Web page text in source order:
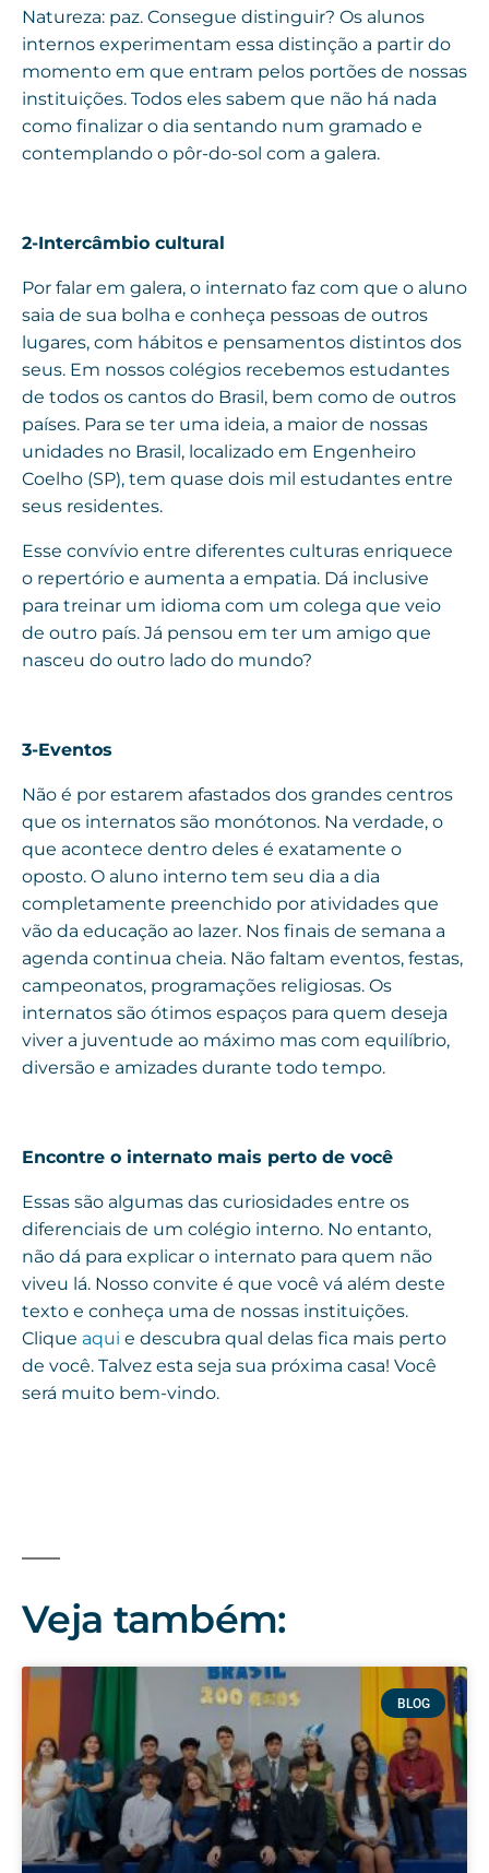
Natureza: paz. Consegue distinguir? Os alunos
internos experimentam essa distinção a partir do
momento em que entram pelos portões de nossas
instituições. Todos eles sabem que não há nada
como finalizar o dia sentando num gramado e
contemplando o pôr-do-sol com a galera.
2-Intercâmbio cultural
Por falar em galera, o internato faz com que o aluno
saia de sua bolha e conheça pessoas de outros
lugares, com hábitos e pensamentos distintos dos
seus. Em nossos colégios recebemos estudantes
de todos os cantos do Brasil, bem como de outros
países. Para se ter uma ideia, a maior de nossas
unidades no Brasil, localizado em Engenheiro
Coelho (SP), tem quase dois mil estudantes entre
seus residentes.
Esse convívio entre diferentes culturas enriquece
o repertório e aumenta a empatia. Dá inclusive
para treinar um idioma com um colega que veio
de outro país. Já pensou em ter um amigo que
nasceu do outro lado do mundo?
3-Eventos
Não é por estarem afastados dos grandes centros
que os internatos são monótonos. Na verdade, o
que acontece dentro deles é exatamente o
oposto. O aluno interno tem seu dia a dia
completamente preenchido por atividades que
vão da educação ao lazer. Nos finais de semana a
agenda continua cheia. Não faltam eventos, festas,
campeonatos, programações religiosas. Os
internatos são ótimos espaços para quem deseja
viver a juventude ao máximo mas com equilíbrio,
diversão e amizades durante todo tempo.
Encontre o internato mais perto de você
Essas são algumas das curiosidades entre os
diferenciais de um colégio interno. No entanto,
não dá para explicar o internato para quem não
viveu lá. Nosso convite é que você vá além deste
texto e conheça uma de nossas instituições.
Clique aqui e descubra qual delas fica mais perto
de você. Talvez esta seja sua próxima casa! Você
será muito bem-vindo.
Veja também:
BLOG